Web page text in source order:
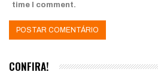
time I comment.
CONFIRA!